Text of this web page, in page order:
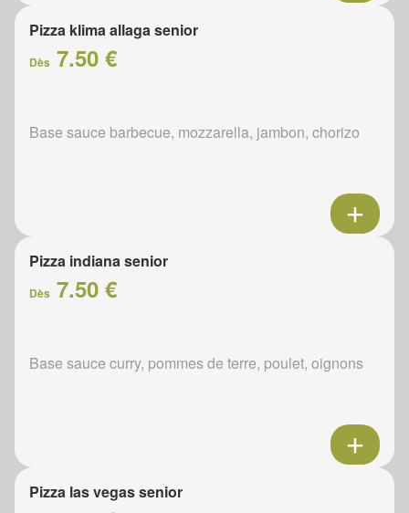
Pizza klima allaga senior
Dès 7.50 €
Base sauce barbecue, mozzarella, jambon, chorizo
Pizza indiana senior
Dès 7.50 €
Base sauce curry, pommes de terre, poulet, oignons
Pizza las vegas senior